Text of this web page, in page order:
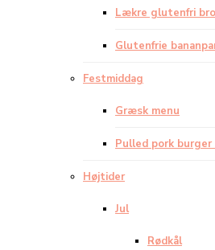
Lækre glutenfri
Glutenfrie
Festmiddag
Græsk menu
Pulled pork
Højtider
Jul
Rødkål